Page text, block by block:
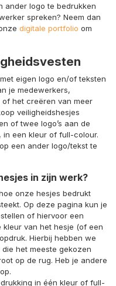
ander logo te bedrukken
spreken? Neem dan
digitale portfolio om
eigen logo en/of teksten
je medewerkers,
het creëren van meer
veiligheidshesjes
of twee logo’s aan de
een kleur of full-colour.
een ander logo/tekst te
in zijn werk?
onze hesjes bedrukt
Op deze pagina kun je
of hiervoor een
van het hesje (of een
Hierbij hebben we
het meeste gekozen
op de rug. Heb je andere
in één kleur of full-